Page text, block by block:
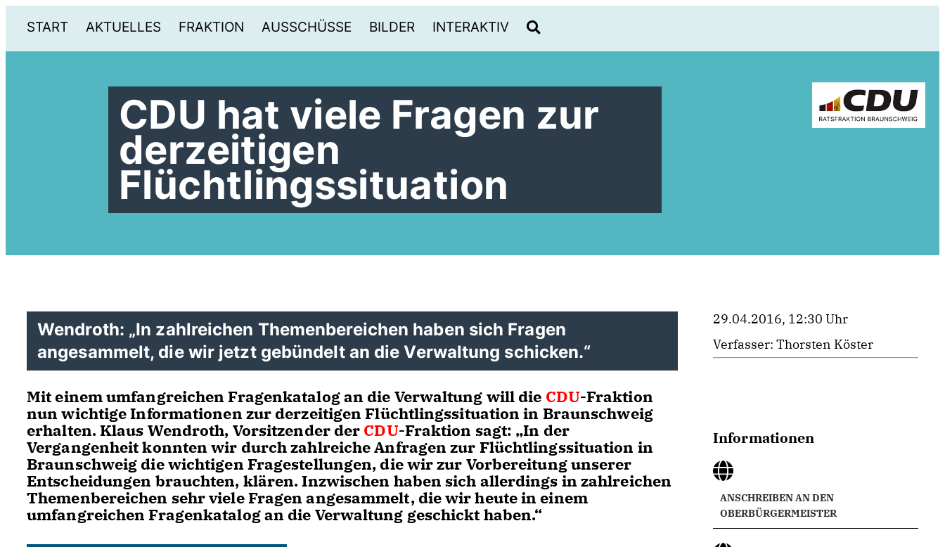
START AKTUELLES FRAKTION AUSSCHÜSSE BILDER INTERAKTIV
CDU hat viele Fragen zur
derzeitigen
Flüchtlingssituation
Wendroth: „In zahlreichen Themenbereichen haben sich Fragen
angesammelt, die wir jetzt gebündelt an die Verwaltung schicken.“
Mit einem umfangreichen Fragenkatalog an die Verwaltung will die CDU-Fraktion
nun wichtige Informationen zur derzeitigen Flüchtlingssituation in Braunschweig
erhalten. Klaus Wendroth, Vorsitzender der CDU-Fraktion sagt: „In der
Vergangenheit konnten wir durch zahlreiche Anfragen zur Flüchtlingssituation in
Braunschweig die wichtigen Fragestellungen, die wir zur Vorbereitung unserer
Entscheidungen brauchten, klären. Inzwischen haben sich allerdings in zahlreichen
Themenbereichen sehr viele Fragen angesammelt, die wir heute in einem
umfangreichen Fragenkatalog an die Verwaltung geschickt haben.“
29.04.2016, 12:30 Uhr
Verfasser: Thorsten Köster
Informationen
ANSCHREIBEN AN DEN
OBERBÜRGERMEISTER